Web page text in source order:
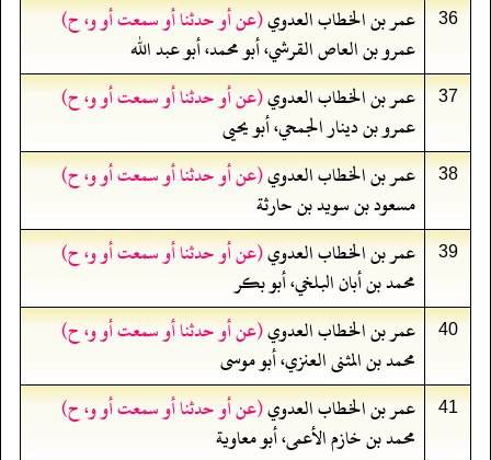
36 عمر بن الخطاب العدوي(عن أو حدثنا أو سمعت أو و، ح)
عمرو بن العاص القرشي، أبو محمد، أبو عبد الله
37 عمر بن الخطاب العدوي(عن أو حدثنا أو سمعت أو و، ح)
عمرو بن دينار الجمحي، أبو يحيى
38 عمر بن الخطاب العدوي(عن أو حدثنا أو سمعت أو و، ح)
مسعود بن سويد بن حارثة
39 عمر بن الخطاب العدوي(عن أو حدثنا أو سمعت أو و، ح)
محمد بن أبان البلخي، أبو بكر
40 عمر بن الخطاب العدوي(عن أو حدثنا أو سمعت أو و، ح)
محمد بن المثنى العنزي، أبو موسى
41 عمر بن الخطاب العدوي(عن أو حدثنا أو سمعت أو و، ح)
محمد بن خازم الأعمى، أبو معاوية